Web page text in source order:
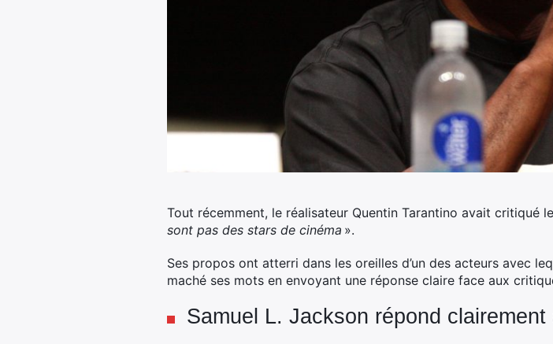
Tout récemment, le réalisateur Quentin Tarantino avait critiqué
sont pas des stars de cinéma ».
Ses propos ont atterri dans les oreilles d’un des acteurs avec
maché ses mots en envoyant une réponse claire face aux
Samuel L. Jackson répond